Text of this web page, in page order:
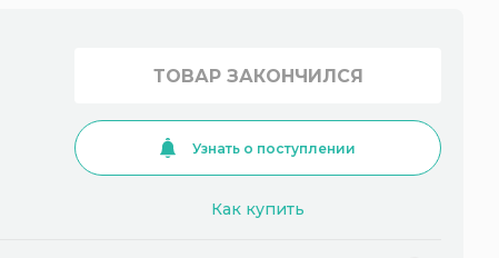
ТОВАР ЗАКОНЧИЛСЯ
Узнать о поступлении
Как купить